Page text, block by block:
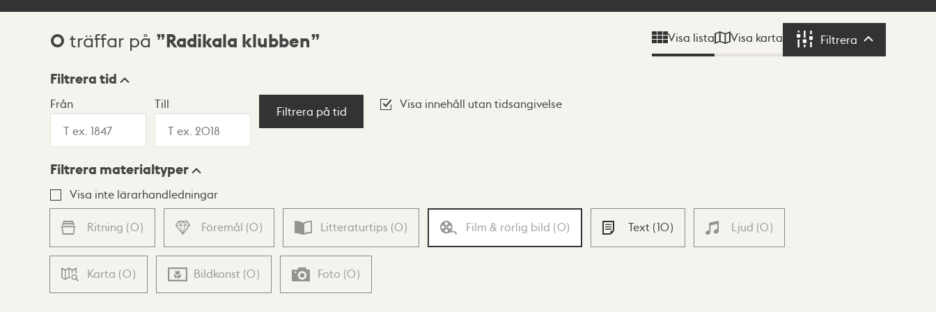
Sökresultat
0 träffar på Radikala klubben Visa lista Visa karta Filtrera Filtrera
Visningsläge
Lista Karta
Filtrera tid
Från Till
Filtrera på tid
Visa innehåll utan tidsangivelse
Filtrera materialtyper
Visa inte lärarhandledningar
Ritning (0) Föremål (0) Litteraturtips (0) Film & rörlig bild (0) Text (10) Ljud (0)
Karta (0) Bildkonst (0) Foto (0)